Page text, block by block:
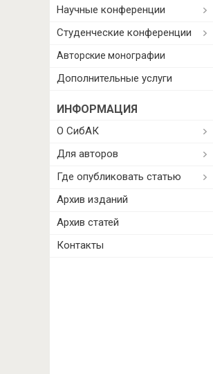
Научные конференции
Студенческие конференции
Авторские монографии
Дополнительные услуги
ИНФОРМАЦИЯ
О СибАК
Для авторов
Где опубликовать статью
Архив изданий
Архив статей
Контакты